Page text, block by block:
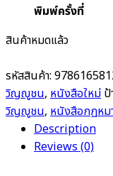
พิมพ์ครั้งที่
สินค้าหมดแล้ว
รหัสสินค้า:
วิญญูชน, หนังสือใหม่
วิญญูชน, หนังสือกฏหม
Description
Reviews (0)